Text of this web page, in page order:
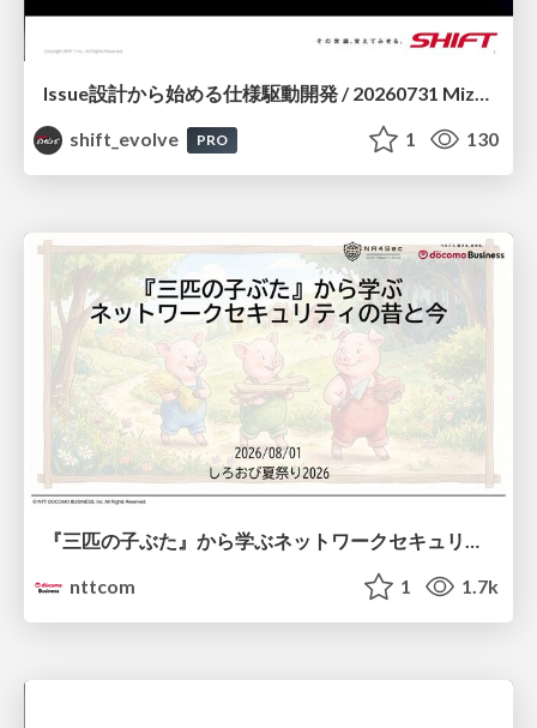
Issue設計から始める仕様駆動開発 / 20260731 Mizuki Hirata
shift_evolve
PRO 1 130
nttcom
1 1.7k